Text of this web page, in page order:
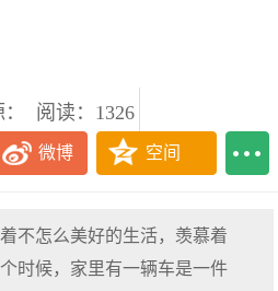
阅读：1326
微博 空间
不怎么美好的生活，羡慕着
时候，家里有一辆车是一件